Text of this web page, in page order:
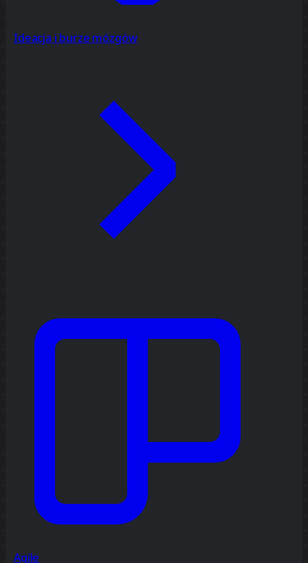
Ideacja i burze mózgów
Agile